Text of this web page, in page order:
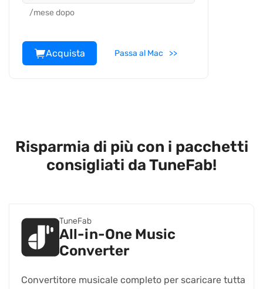
/mese dopo
Acquista Passa al Mac
Risparmia di più con i pacchetti
consigliati da TuneFab!
TuneFab
All-in-One Music
Converter
Convertitore musicale completo per scaricare tutta